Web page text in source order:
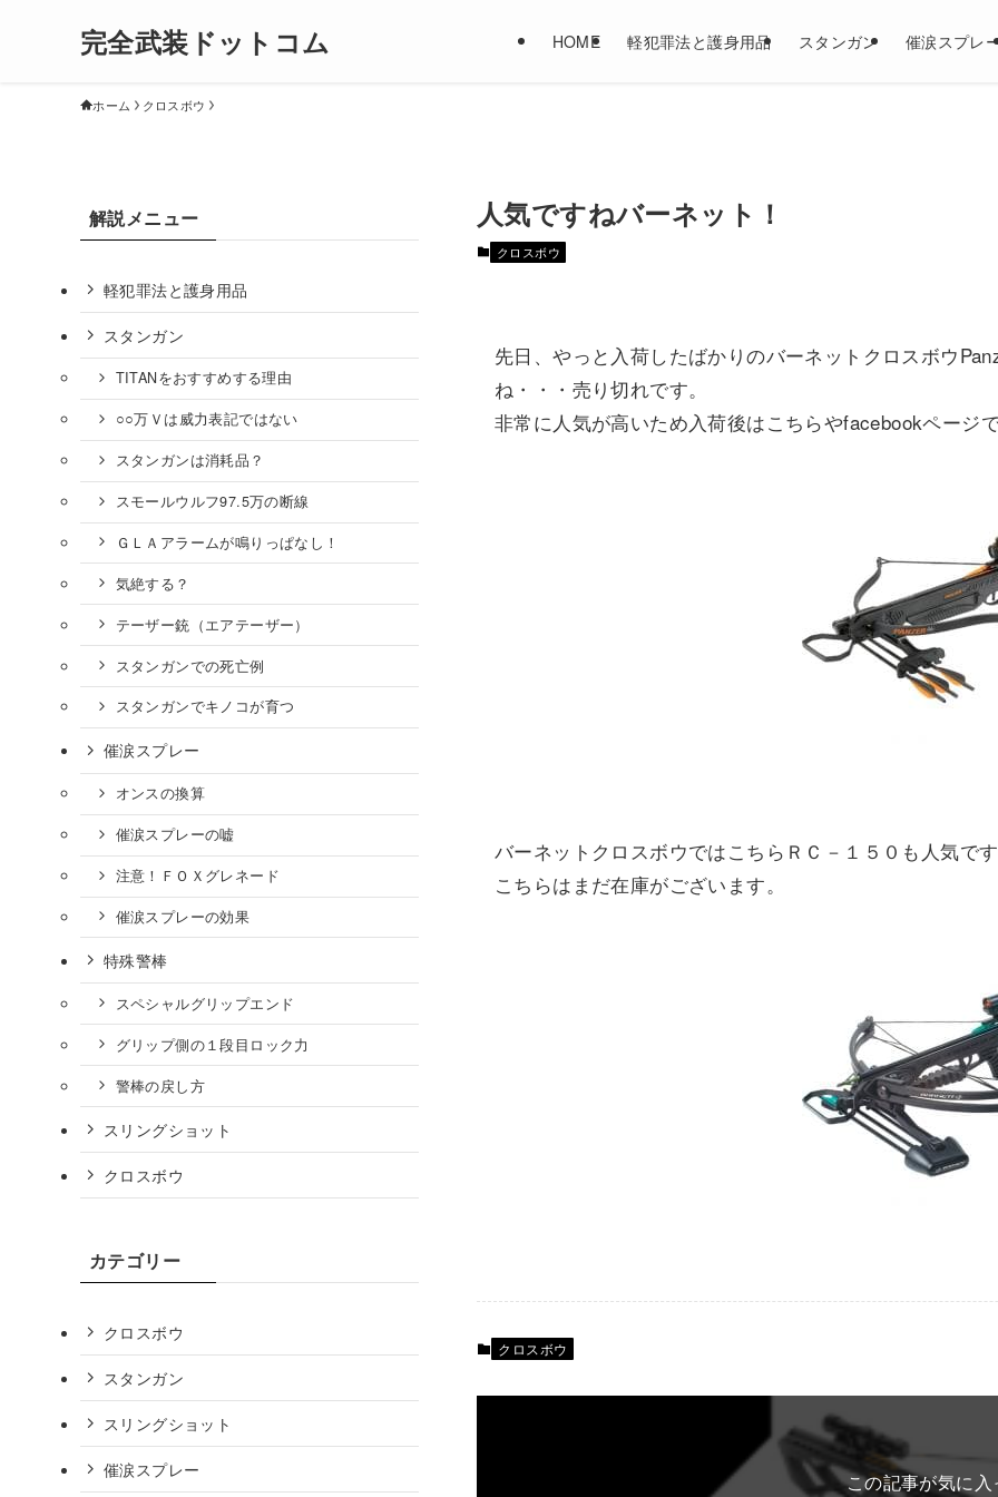
完全武装ドットコム HOME 軽犯罪法と護身用品 スタンガン 催涙スプレ
ホーム クロスボウ
人気ですねバーネット！
クロスボウ
先日、やっと入荷したばかりのバーネットクロスボウ
ね・・・売り切れです。
非常に人気が高いため入荷後はこちらやfacebookページ
バーネットクロスボウではこちらＲＣ－１５０も人気で
こちらはまだ在庫がございます。
クロスボウ
この記事が気に入
解説メニュー
軽犯罪法と護身用品
スタンガン
TITANをおすすめする理由
○○万Ｖは威力表記ではない
スタンガンは消耗品？
スモールウルフ97.5万の断線
ＧＬＡアラームが鳴りっぱなし！
気絶する？
テーザー銃（エアテーザー）
スタンガンでの死亡例
スタンガンでキノコが育つ
催涙スプレー
オンスの換算
催涙スプレーの嘘
注意！ＦＯＸグレネード
催涙スプレーの効果
特殊警棒
スペシャルグリップエンド
グリップ側の１段目ロック力
警棒の戻し方
スリングショット
クロスボウ
カテゴリー
クロスボウ
スタンガン
スリングショット
催涙スプレー